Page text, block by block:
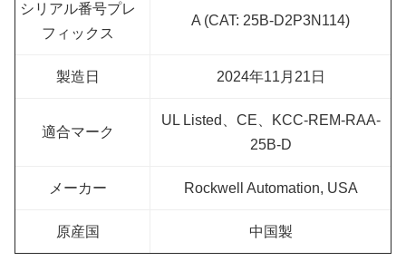
シリアル番号プレ
フィックス
A (CAT: 25B-D2P3N114)
製造日 2024年11月21日
適合マーク
UL Listed、CE、KCC-REM-RAA-
25B-D
メーカー Rockwell Automation, USA
原産国 中国製